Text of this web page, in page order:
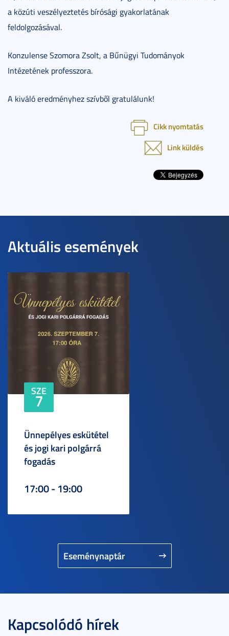
a közúti veszélyeztetés bírósági gyakorlatának
feldolgozásával.
Konzulense Szomora Zsolt, a Bűnügyi Tudományok
Intézetének professzora.
A kiváló eredményhez szívből gratulálunk!
Cikk nyomtatás
Link küldés
Aktuális események
Eseménynaptár
SZE
7
Ünnepélyes eskütétel
és jogi kari polgárrá
fogadás
17:00 - 19:00
Kapcsolódó hírek